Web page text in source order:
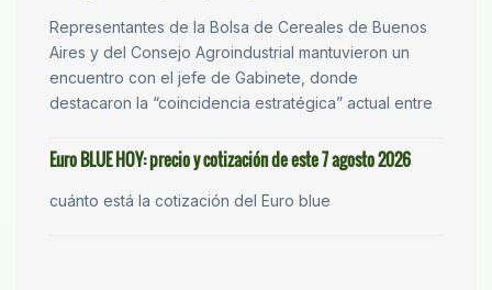
Representantes de la Bolsa de Cereales de Buenos
Aires y del Consejo Agroindustrial mantuvieron un
encuentro con el jefe de Gabinete, donde
destacaron la “coincidencia estratégica” actual entre
Euro BLUE HOY: precio y cotización de este 7 agosto 2026
cuánto está la cotización del Euro blue